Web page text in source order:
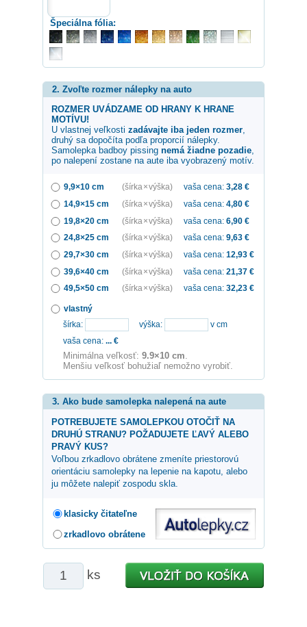
Špeciálna fólia:
2. Zvoľte rozmer nálepky na auto
ROZMER UVÁDZAME OD HRANY K HRANE
MOTÍVU!
U vlastnej veľkosti zadávajte iba jeden rozmer,
druhý sa dopočíta podľa proporcií nálepky.
Samolepka badboy pissing nemá žiadne pozadie,
po nalepení zostane na aute iba vyobrazený motív.
9,9×10 cm (šírka × výška) vaša cena: 3,28 €
14,9×15 cm
(šírka × výška) vaša cena: 4,80 €
19,8×20 cm
(šírka × výška) vaša cena: 6,90 €
24,8×25 cm
(šírka × výška) vaša cena: 9,63 €
29,7×30 cm
(šírka × výška) vaša cena: 12,93 €
39,6×40 cm
(šírka × výška) vaša cena: 21,37 €
49,5×50 cm
(šírka × výška) vaša cena: 32,23 €
vlastný
šírka:
výška:
v cm
vaša cena: ... €
Minimálna veľkosť: 9.9×10 cm
Menšiu veľkosť bohužiaľ nemožno vyrobiť.
3. Ako bude samolepka nalepená na aute
POTREBUJETE SAMOLEPKOU OTOČIŤ NA
DRUHÚ STRANU? POŽADUJETE ĽAVÝ ALEBO
PRAVÝ KUS?
Voľbou zrkadlovo obrátene zmeníte priestorovú
orientáciu samolepky na lepenie na kapotu, alebo
ju môžete nalepiť zospodu skla.
klasicky čitateľne
zrkadlovo obrátene
ks